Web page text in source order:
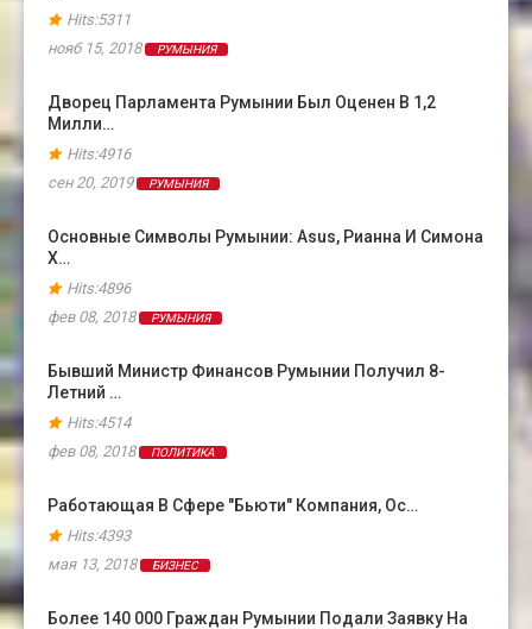
Hits:5311
нояб 15, 2018
РУМЫНИЯ
Дворец Парламента Румынии Был Оценен В 1,2
Милли…
Hits:4916
сен 20, 2019
РУМЫНИЯ
Основные Символы Румынии: Asus, Рианна И Симона
Х…
Hits:4896
фев 08, 2018
РУМЫНИЯ
Бывший Министр Финансов Румынии Получил 8-
Летний …
Hits:4514
фев 08, 2018
ПОЛИТИКА
Работающая В Сфере "бьюти" Компания, Ос…
Hits:4393
мая 13, 2018
БИЗНЕС
Более 140 000 Граждан Румынии Подали Заявку На